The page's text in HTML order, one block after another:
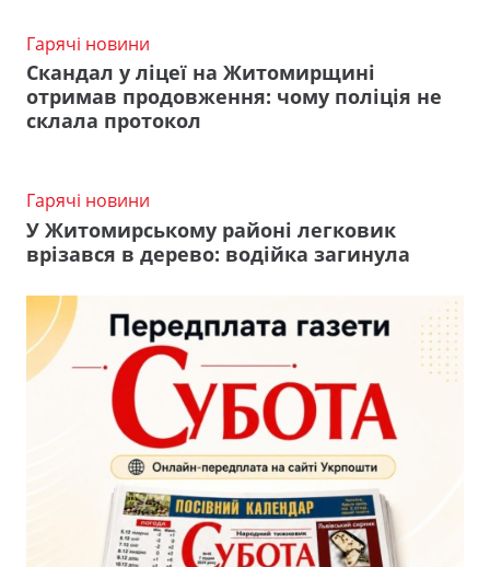
Гарячі новини
Скандал у ліцеї на Житомирщині
отримав продовження: чому поліція не
склала протокол
Гарячі новини
У Житомирському районі легковик
врізався в дерево: водійка загинула